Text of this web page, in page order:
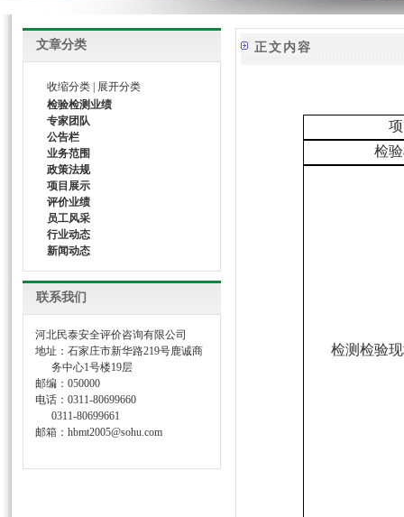
文章分类
收缩分类
展开分类
检验检测业绩
专家团队
公告栏
业务范围
政策法规
项目展示
评价业绩
员工风采
行业动态
新闻动态
联系我们
河北民泰安全评价咨询有限公司
地址：石家庄市新华路219号鹿诚商
务中心1号楼19层
邮编：050000
电话：0311-80699660
0311-80699661
邮箱：hbmt2005@sohu.com
正文内容
检
检测检验